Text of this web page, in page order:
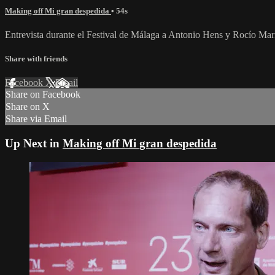
Making off Mi gran despedida • 54s
Entrevista durante el Festival de Málaga a Antonio Hens y Rocío
Share with friends
Facebook XEmail
Share on Facebook
Share on X
Share via Email
Up Next in Making off Mi gran despedida